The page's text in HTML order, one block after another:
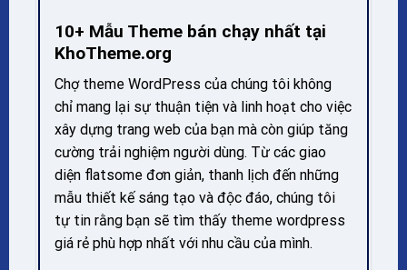
10+ Mẫu Theme bán chạy nhất tại
KhoTheme.org
Chợ theme WordPress của chúng tôi không
chỉ mang lại sự thuận tiện và linh hoạt cho việc
xây dựng trang web của bạn mà còn giúp tăng
cường trải nghiệm người dùng. Từ các giao
diện flatsome đơn giản, thanh lịch đến những
mẫu thiết kế sáng tạo và độc đáo, chúng tôi
tự tin rằng bạn sẽ tìm thấy theme wordpress
giá rẻ phù hợp nhất với nhu cầu của mình.